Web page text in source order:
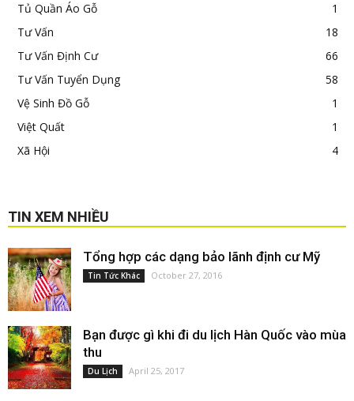
Tủ Quần Áo Gỗ
1
Tư Vấn
18
Tư Vấn Định Cư
66
Tư Vấn Tuyển Dụng
58
Vệ Sinh Đồ Gỗ
1
Việt Quất
1
Xã Hội
4
TIN XEM NHIỀU
Tổng hợp các dạng bảo lãnh định cư Mỹ
Tin Tức Khác October 27, 2016
Bạn được gì khi đi du lịch Hàn Quốc vào mùa
thu
Du Lịch April 25, 2017